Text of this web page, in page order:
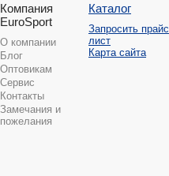
Компания
EuroSport
О компании
Блог
Оптовикам
Сервис
Контакты
Замечания и
пожелания
Каталог
Запросить прайс
лист
Карта сайта